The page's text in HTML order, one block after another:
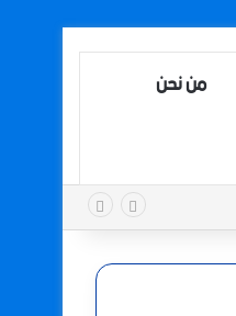
من نحن